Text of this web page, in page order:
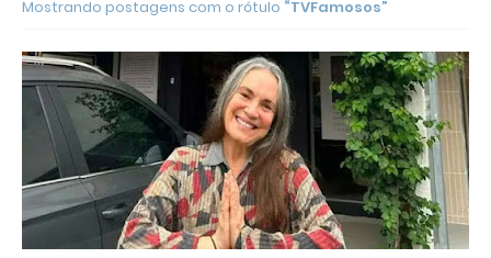
Mostrando postagens com o rótulo TVFamosos